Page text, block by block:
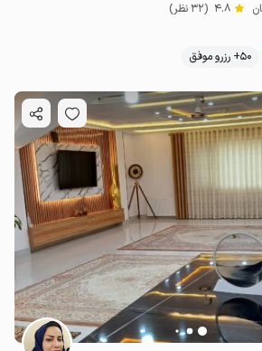
4.8 (32 نظر)
50+ رزرو موفق